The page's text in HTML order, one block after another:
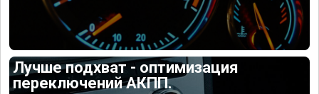
Лучше подхват - оптимизация
переключений АКПП.